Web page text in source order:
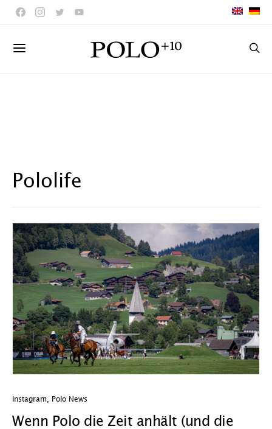
Pololife
Instagram Polo News
Wenn Polo die Zeit anhält (und die